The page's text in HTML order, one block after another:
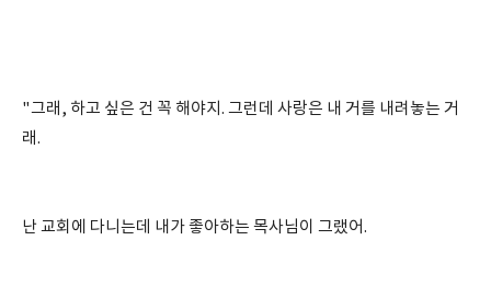
"그래, 하고 싶은 건 꼭 해야지. 그런데 사랑은 내 거를 내려놓는 거
래.
난 교회에 다니는데 내가 좋아하는 목사님이 그랬어.